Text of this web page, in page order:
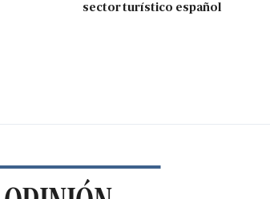
sector turístico español